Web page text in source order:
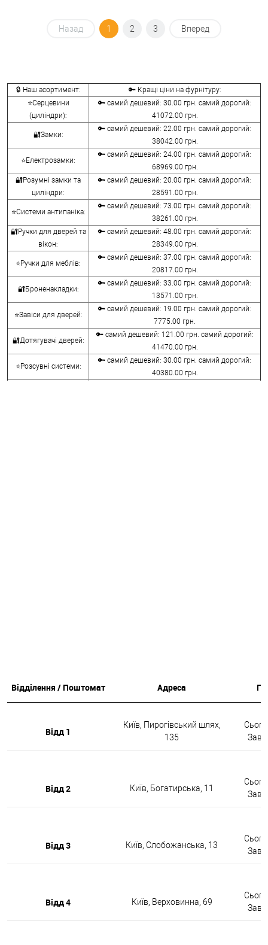
Назад 1 2 3 Вперед
🔒 Наш асортимент:
🔑 Кращі ціни на фурнітуру:
⭐Серцевини
(циліндри):
🔑 самий дешевий: 30.00 грн. самий дорогий:
41072.00 грн.
🔐Замки:
🔑 самий дешевий: 22.00 грн. самий дорогий:
38042.00 грн.
⭐Електрозамки:
🔑 самий дешевий: 24.00 грн. самий дорогий:
68969.00 грн.
🔐Розумні замки та
циліндри:
🔑 самий дешевий: 20.00 грн. самий дорогий:
28591.00 грн.
⭐Системи антипаніка:
🔑 самий дешевий: 73.00 грн. самий дорогий:
38261.00 грн.
🔐Ручки для дверей та
вікон:
🔑 самий дешевий: 48.00 грн. самий дорогий:
28349.00 грн.
⭐Ручки для меблів:
🔑 самий дешевий: 37.00 грн. самий дорогий:
20817.00 грн.
🔐Броненакладки:
🔑 самий дешевий: 33.00 грн. самий дорогий:
13571.00 грн.
⭐Завіси для дверей:
🔑 самий дешевий: 19.00 грн. самий дорогий:
7775.00 грн.
🔐Дотягувачі дверей:
🔑 самий дешевий: 121.00 грн. самий дорогий:
41470.00 грн.
⭐Розсувні системи:
🔑 самий дешевий: 30.00 грн. самий дорогий:
40380.00 грн.
Відділення / Поштомат Адреса
Відд 1
Київ, Пирогівський шлях,
135
Відд 2 Київ, Богатирська, 11
Відд 3 Київ, Слобожанська, 13
Відд 4 Київ, Верховинна, 69